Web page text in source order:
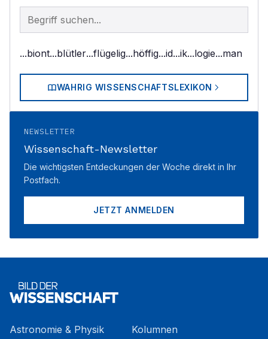
Begriff im Lexikon suchen
...biont...blütler...flügelig...höffig...id...ik...logie...man
WAHRIG WISSENSCHAFTSLEXIKON
NEWSLETTER
Wissenschaft-Newsletter
Die wichtigsten Entdeckungen der Woche direkt in Ihr
Postfach.
JETZT ANMELDEN
Astronomie & Physik
Kolumnen